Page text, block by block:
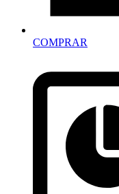
COMPRAR